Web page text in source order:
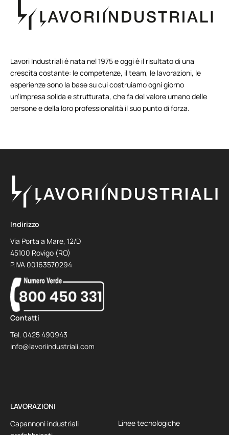
Lavori Industriali è nata nel 1975 e oggi è il risultato di una
crescita costante: le competenze, il team, le lavorazioni, le
esperienze sono la base su cui costruiamo ogni giorno
un’impresa solida e strutturata, che fa del valore umano delle
persone e della loro professionalità il suo punto di forza.
Indirizzo
Via Porta a Mare, 12/D
45100 Rovigo (RO)
P.IVA 00163570294
Contatti
Tel. 0425 490943
info@lavoriindustriali.com
LAVORAZIONI
Capannoni industriali
Linee tecnologiche